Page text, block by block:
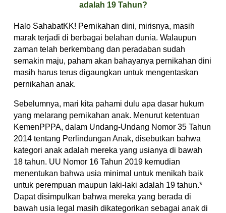
adalah 19 Tahun?
Halo SahabatKK! Pernikahan dini, mirisnya, masih
marak terjadi di berbagai belahan dunia. Walaupun
zaman telah berkembang dan peradaban sudah
semakin maju, paham akan bahayanya pernikahan dini
masih harus terus digaungkan untuk mengentaskan
pernikahan anak.
Sebelumnya, mari kita pahami dulu apa dasar hukum
yang melarang pernikahan anak. Menurut ketentuan
KemenPPPA, dalam Undang-Undang Nomor 35 Tahun
2014 tentang Perlindungan Anak, disebutkan bahwa
kategori anak adalah mereka yang usianya di bawah
18 tahun. UU Nomor 16 Tahun 2019 kemudian
menentukan bahwa usia minimal untuk menikah baik
untuk perempuan maupun laki-laki adalah 19 tahun.*
Dapat disimpulkan bahwa mereka yang berada di
bawah usia legal masih dikategorikan sebagai anak di